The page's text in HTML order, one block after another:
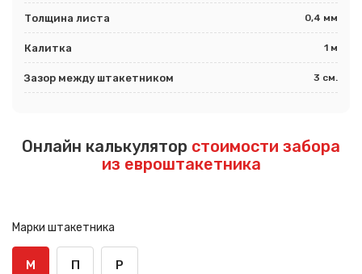
Толщина листа 0,4 мм
Калитка 1 м
Зазор между штакетником 3 см.
Онлайн калькулятор стоимости забора
из евроштакетника
Марки штакетника
М П Р